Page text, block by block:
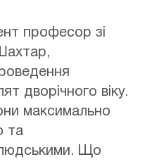
професор зі
дворічного віку.
максимально
та
людськими. Що